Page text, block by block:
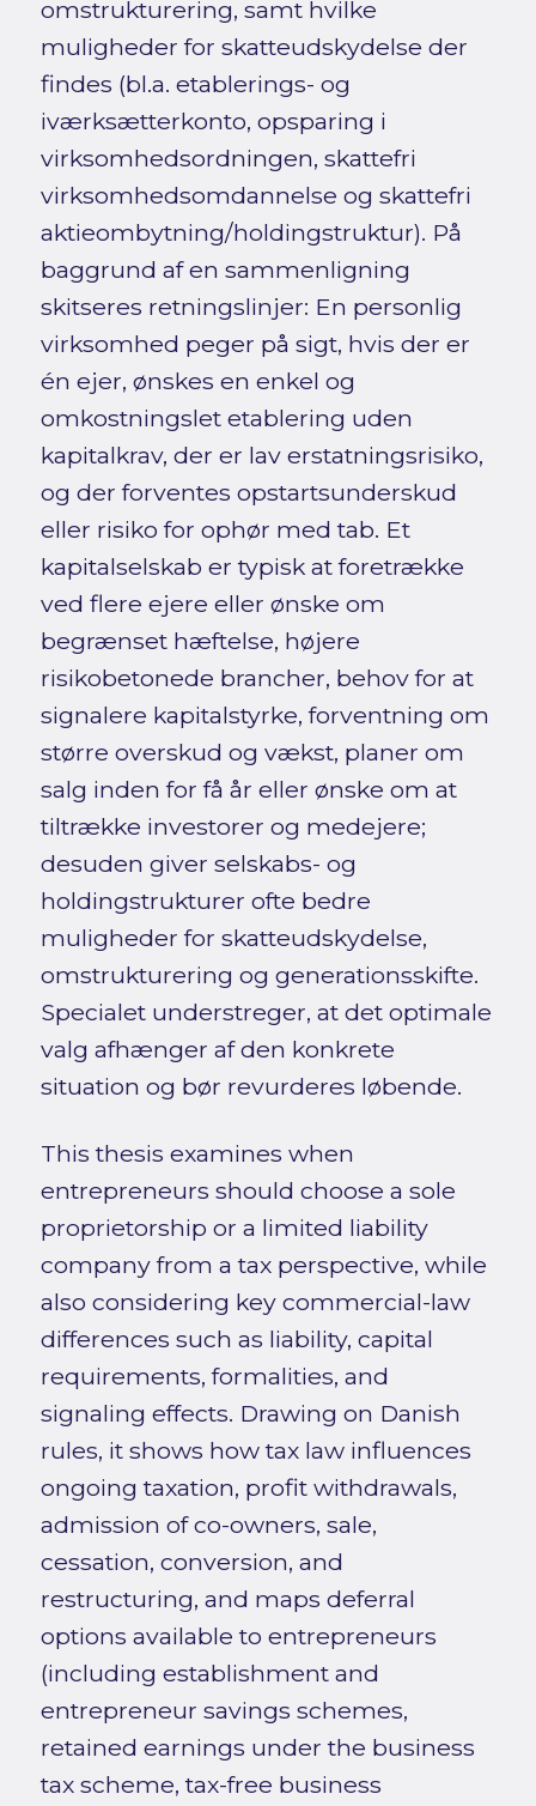
omstrukturering, samt hvilke
muligheder for skatteudskydelse der
findes (bl.a. etablerings- og
iværksætterkonto, opsparing i
virksomhedsordningen, skattefri
virksomhedsomdannelse og skattefri
aktieombytning/holdingstruktur). På
baggrund af en sammenligning
skitseres retningslinjer: En personlig
virksomhed peger på sigt, hvis der er
én ejer, ønskes en enkel og
omkostningslet etablering uden
kapitalkrav, der er lav erstatningsrisiko,
og der forventes opstartsunderskud
eller risiko for ophør med tab. Et
kapitalselskab er typisk at foretrække
ved flere ejere eller ønske om
begrænset hæftelse, højere
risikobetonede brancher, behov for at
signalere kapitalstyrke, forventning om
større overskud og vækst, planer om
salg inden for få år eller ønske om at
tiltrække investorer og medejere;
desuden giver selskabs- og
holdingstrukturer ofte bedre
muligheder for skatteudskydelse,
omstrukturering og generationsskifte.
Specialet understreger, at det optimale
valg afhænger af den konkrete
situation og bør revurderes løbende.
This thesis examines when
entrepreneurs should choose a sole
proprietorship or a limited liability
company from a tax perspective, while
also considering key commercial-law
differences such as liability, capital
requirements, formalities, and
signaling effects. Drawing on Danish
rules, it shows how tax law influences
ongoing taxation, profit withdrawals,
admission of co-owners, sale,
cessation, conversion, and
restructuring, and maps deferral
options available to entrepreneurs
(including establishment and
entrepreneur savings schemes,
retained earnings under the business
tax scheme, tax-free business